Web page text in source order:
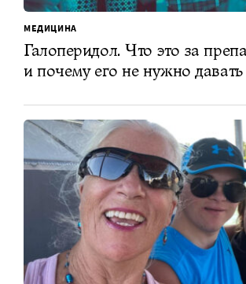
МЕДИЦИНА
Галоперидол. Что это за
и почему его не нужно